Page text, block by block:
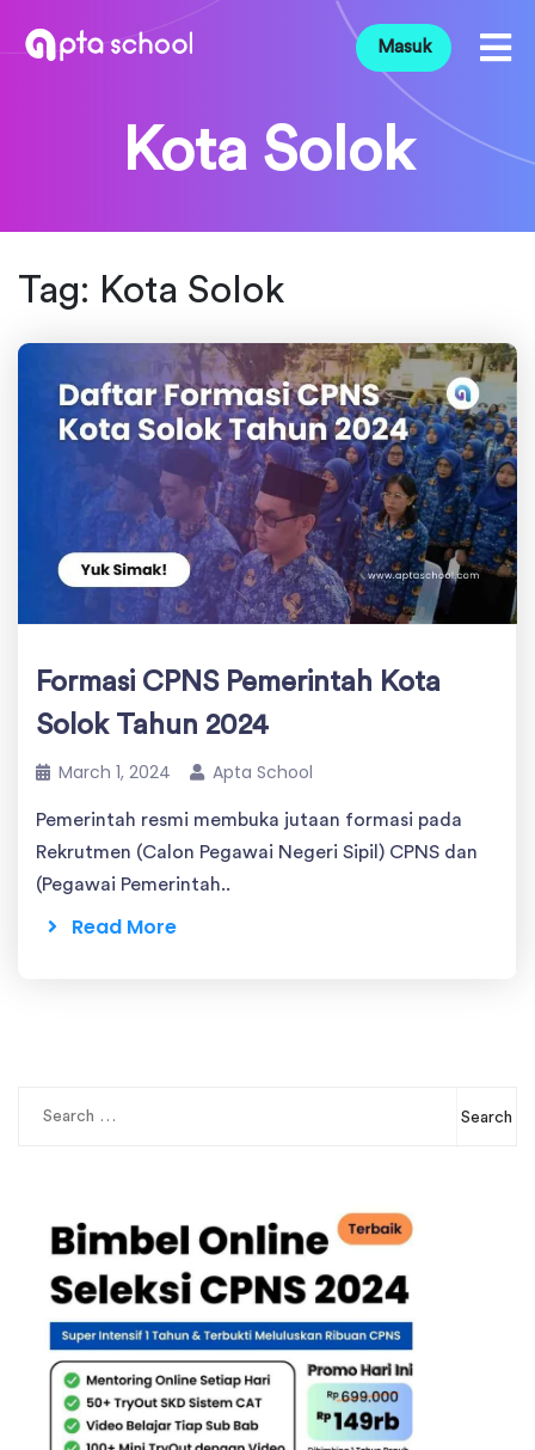
Masuk
Kota Solok
Tag: Kota Solok
Formasi CPNS Pemerintah Kota
Solok Tahun 2024
March 1, 2024 Apta School
Pemerintah resmi membuka jutaan formasi pada
Rekrutmen (Calon Pegawai Negeri Sipil) CPNS dan
(Pegawai Pemerintah..
Read More
Search